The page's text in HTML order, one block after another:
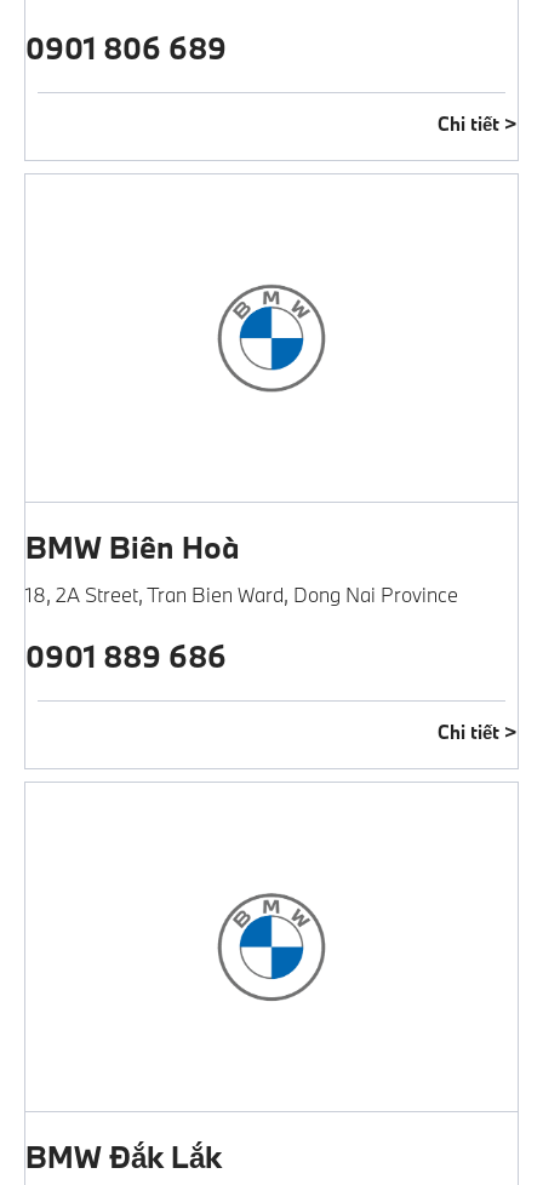
0901 806 689
Chi tiết
BMW Biên Hoà
18, 2A Street, Tran Bien Ward, Dong Nai Province
0901 889 686
Chi tiết
BMW Đắk Lắk